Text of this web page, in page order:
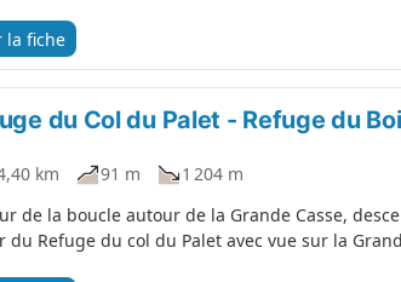
la fiche
du Col du Palet - Refuge du
km 91 m
1 204 m
de la boucle autour de la Grande Casse,
du Refuge du col du Palet avec vue sur la